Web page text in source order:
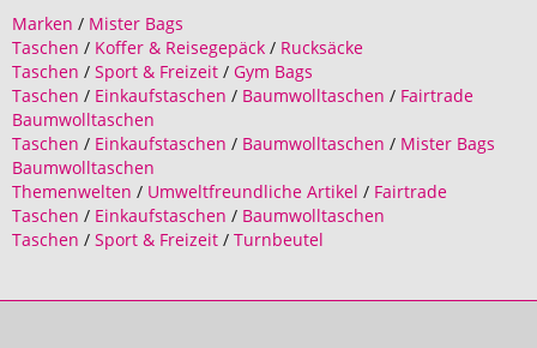
Marken / Mister Bags
Taschen / Koffer & Reisegepäck / Rucksäcke
Taschen / Sport & Freizeit / Gym Bags
Taschen / Einkaufstaschen / Baumwolltaschen / Fairtrade
Baumwolltaschen
Taschen / Einkaufstaschen / Baumwolltaschen / Mister Bags
Baumwolltaschen
Themenwelten / Umweltfreundliche Artikel / Fairtrade
Taschen / Einkaufstaschen / Baumwolltaschen
Taschen / Sport & Freizeit / Turnbeutel